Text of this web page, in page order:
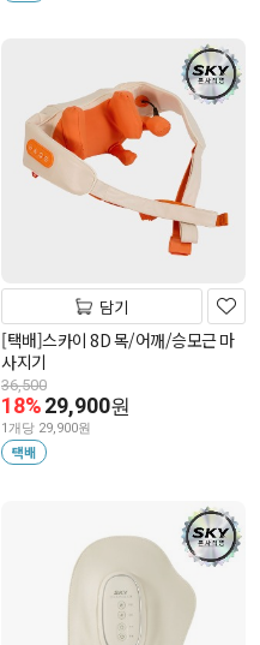
담기
[택배]스카이 8D 목/어깨/승모근 마
사지기
36,500
18%29,900원
1개당 29,900원
택배